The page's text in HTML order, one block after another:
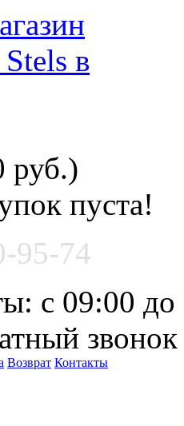
руб.)
пуста!
95-74
с 09:00 до
звонок
Возврат Контакты